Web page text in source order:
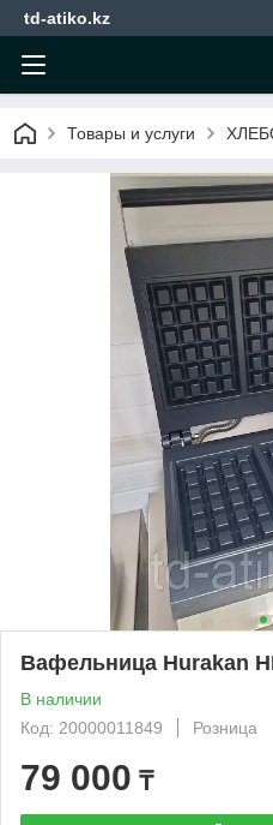
td-atiko.kz
Товары и услуги
Вафельница Hurakan
В наличии
Код: 20000011849
Розница
79 000 ₸